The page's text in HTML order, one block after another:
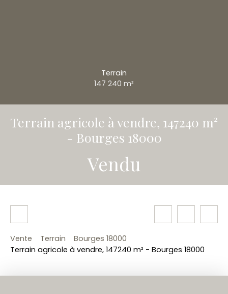
Terrain
147 240 m²
Terrain agricole à vendre, 147240 m²
- Bourges 18000
Vendu
Vente Terrain
Bourges 18000
Terrain agricole à vendre, 147240 m² - Bourges 18000